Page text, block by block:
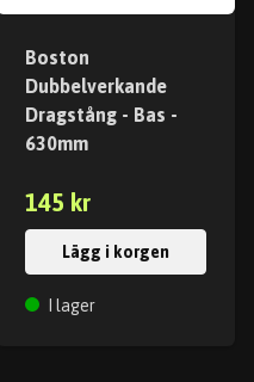
Boston
Dubbelverkande
Dragstång - Bas -
630mm
145 kr
Lägg i korgen
I lager